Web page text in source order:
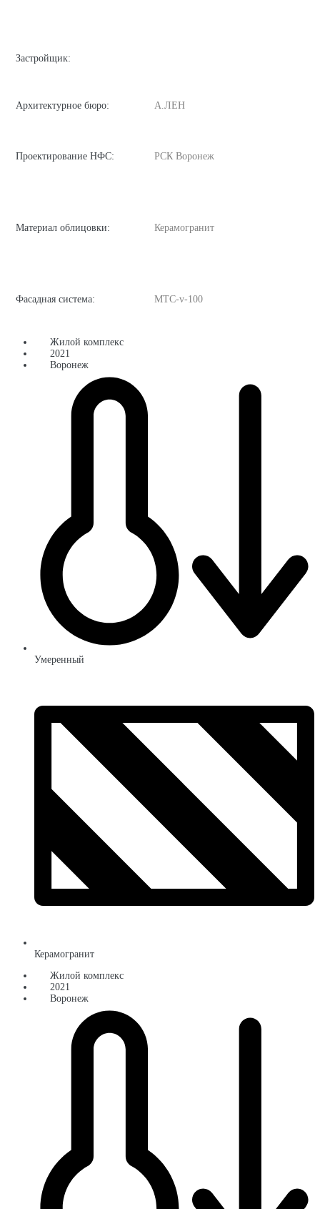
Застройщик:
Архитектурное бюро: А.ЛЕН
Проектирование НФС: РСК Воронеж
Материал облицовки: Керамогранит
Фасадная система: MTC-v-100
Жилой комплекс
2021
Воронеж
Умеренный
Керамогранит
Жилой комплекс
2021
Воронеж